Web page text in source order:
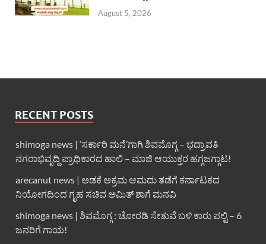
August 5, 2026
RECENT POSTS
shimoga news | ‘ಸರ್ಕಾರಿ ಮನೆ’ಗಾಗಿ ಶಿವಮೊಗ್ಗ – ಭದ್ರಾವತಿ
ನಗರಾಭಿವೃದ್ದಿ ಪ್ರಾಧಿಕಾರದ ಹಾಲಿ – ಮಾಜಿ ಆಯುಕ್ತರ ಹಗ್ಗಜಗ್ಗಾಟ!
arecanut news | ಅಡಕೆ ಅಕ್ರಮ ಆಮದು ತಡೆಗೆ ಕರ್ನಾಟಕದ
ನಿಯೋಗದಿಂದ ಗೃಹ ಸಚಿವ ಅಮಿತ್ ಶಾಗೆ ಮನವಿ
shimoga news | ಶಿವಮೊಗ್ಗ : ಚೋರಡಿ ಸೇತುವೆ ಬಳಿ ಕಾರು ಪಲ್ಟಿ – 6
ಜನರಿಗೆ ಗಾಯ!